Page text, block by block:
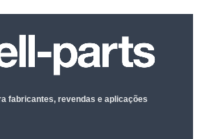
fabricantes, revendas e aplicações